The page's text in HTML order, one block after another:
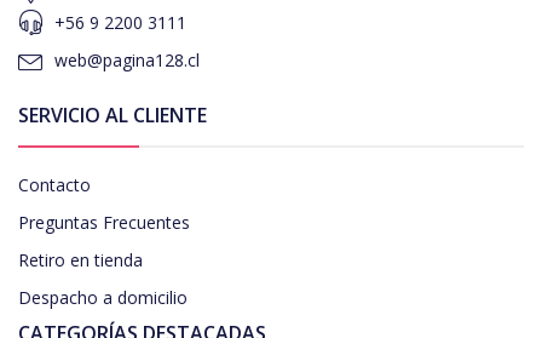
+56 9 2200 3111
web@pagina128.cl
SERVICIO AL CLIENTE
Contacto
Preguntas Frecuentes
Retiro en tienda
Despacho a domicilio